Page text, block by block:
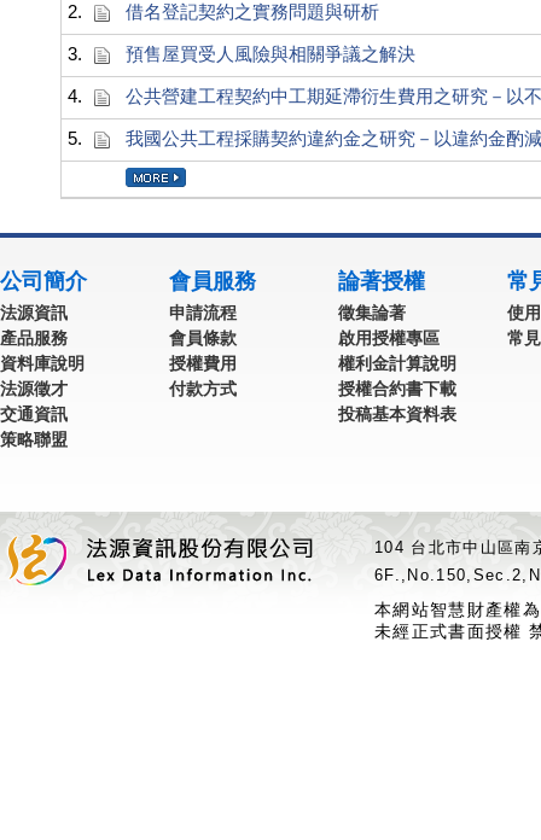
2. 借名登記契約之實務問題與研析
3. 預售屋買受人風險與相關爭議之解決
4. 公共營建工程契約中工期延滯衍生費用之研究－以
5. 我國公共工程採購契約違約金之研究－以違約金酌
公司簡介
法源資訊
產品服務
資料庫說明
法源徵才
交通資訊
策略聯盟
會員服務
申請流程
會員條款
授權費用
付款方式
論著授權
徵集論著
啟用授權專區
權利金計算說明
授權合約書下載
投稿基本資料表
常
使
常
104 台北市中山區
本網站智慧財產權
未經正式書面授權